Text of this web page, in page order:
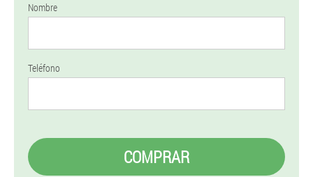
Nombre
Teléfono
COMPRAR